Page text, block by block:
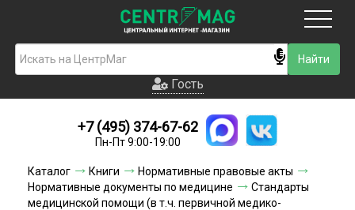
Гость
Новинки
Условия доставки
Условия оплаты
Гость
+7 (495) 374-67-62
Пн-Пт 9:00-19:00
Каталог Книги
Нормативные правовые акты
Нормативные документы по медицине
Стандарты
медицинской помощи (в т.ч. первичной медико-